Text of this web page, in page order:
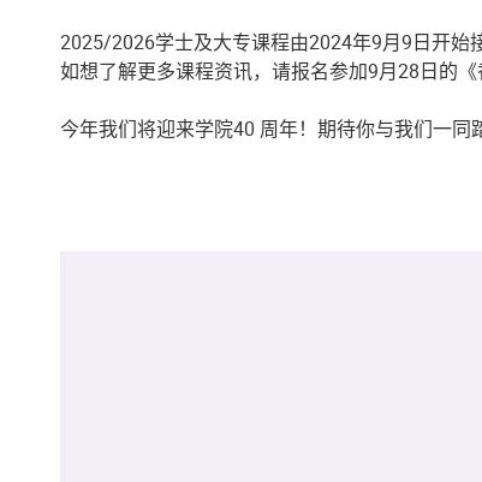
2025/2026学士及大专课程由2024年9月9日开始
如想了解更多课程资讯，请报名参加9月28日的《
今年我们将迎来学院40 周年！期待你与我们一同